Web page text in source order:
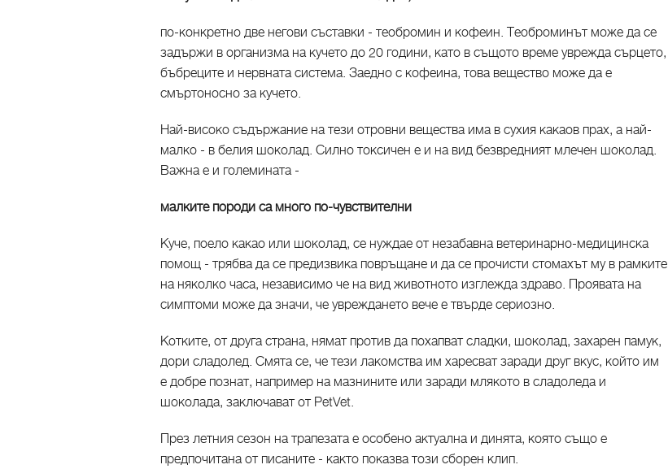
по-конкретно две негови съставки - теобромин и кофеин. Теоброминът може да се
задържи в организма на кучето до 20 години, като в същото време уврежда сърцето,
бъбреците и нервната система. Заедно с кофеина, това вещество може да е
смъртоносно за кучето.
Най-високо съдържание на тези отровни вещества има в сухия какаов прах, а най-
малко - в белия шоколад. Силно токсичен е и на вид безвредният млечен шоколад.
Важна е и големината -
малките породи са много по-чувствителни
Куче, поело какао или шоколад, се нуждае от незабавна ветеринарно-медицинска
помощ - трябва да се предизвика повръщане и да се прочисти стомахът му в рамките
на няколко часа, независимо че на вид животното изглежда здраво. Проявата на
симптоми може да значи, че увреждането вече е твърде сериозно.
Котките, от друга страна, нямат против да похапват сладки, шоколад, захарен памук,
дори сладолед. Смята се, че тези лакомства им харесват заради друг вкус, който им
е добре познат, например на мазнините или заради млякото в сладоледа и
шоколада, заключават от PetVet.
През летния сезон на трапезата е особено актуална и динята, която също е
предпочитана от писаните - както показва този сборен клип.